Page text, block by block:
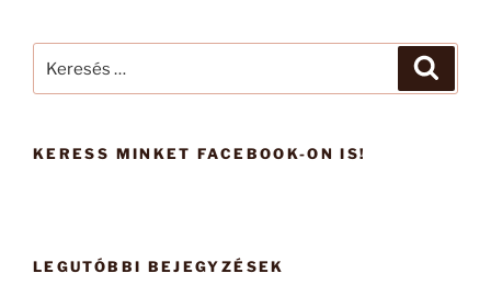
KERESS MINKET FACEBOOK-ON IS!
LEGUTÓBBI BEJEGYZÉSEK